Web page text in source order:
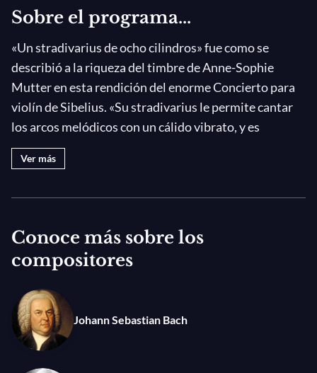
Sobre el programa...
«Un stradivarius de ocho cilindros» fue como se
describió a la riqueza del timbre de Anne-Sophie
Mutter en esta rendición del enorme Concierto para
violín de Sibelius. «Su stradivarius le permite cantar
los arcos melódicos con un cálido vibrato, y es
perfecto para la auténtica fogosidad de sus dobles
cuerdas; con saltos imposibles, subidas al Cielo y
Süddeutsche Zeitung. En pocas palabras: «Se
puede interpretar diferente, pero no
mejor» (Westdeutsche Allgemeine Zeitung
concierto completa el programa una intensa Décima
Sinfonía de Shostakóvich en la lectura triunfal de
Andris Nelsonsal frente de laOrquesta Real del
Concertgebouw
pathos
Ver más
Conoce más sobre los
compositores
Johann Sebastian Bach